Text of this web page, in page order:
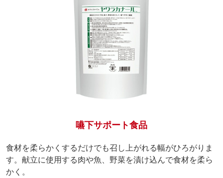
嚥下サポート食品
食材を柔らかくするだけでも召し上がれる幅がひろがりま
す。献立に使用する肉や魚、野菜を漬け込んで食材を柔ら
かく。